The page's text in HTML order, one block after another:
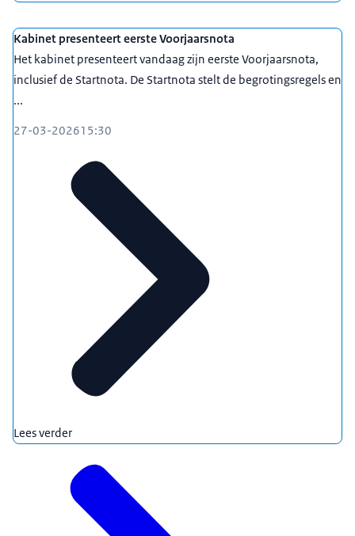
Kabinet presenteert eerste Voorjaarsnota
Het kabinet presenteert vandaag zijn eerste Voorjaarsnota,
inclusief de Startnota. De Startnota stelt de begrotingsregels en
...
27-03-202615:30
Lees verder